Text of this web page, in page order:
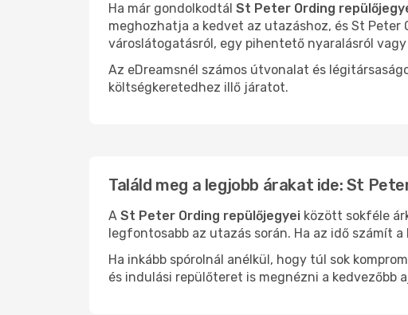
Ha már gondolkodtál St Peter Ording
meghozhatja a kedvet az utazáshoz, és St
városlátogatásról, egy pihentető nyaralásról
Az eDreamsnél számos útvonalat és
költségkeretedhez illő járatot.
Találd meg a legjobb árakat ide: St
A St Peter Ording repülőjegyei között sokféle
legfontosabb az utazás során. Ha az idő számít
Ha inkább spórolnál anélkül, hogy túl sok
és indulási repülőteret is megnézni a kedvezőbb